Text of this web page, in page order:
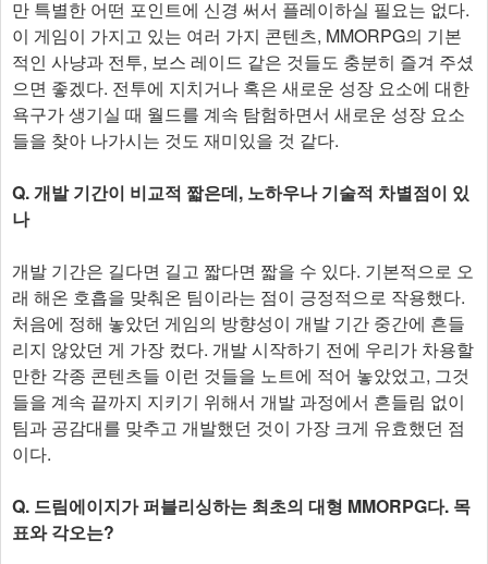
만 특별한 어떤 포인트에 신경 써서 플레이하실 필요는 없다.
이 게임이 가지고 있는 여러 가지 콘텐츠, MMORPG의 기본
적인 사냥과 전투, 보스 레이드 같은 것들도 충분히 즐겨 주셨
으면 좋겠다. 전투에 지치거나 혹은 새로운 성장 요소에 대한
욕구가 생기실 때 월드를 계속 탐험하면서 새로운 성장 요소
들을 찾아 나가시는 것도 재미있을 것 같다.
Q. 개발 기간이 비교적 짧은데, 노하우나 기술적 차별점이 있
나
개발 기간은 길다면 길고 짧다면 짧을 수 있다. 기본적으로 오
래 해온 호흡을 맞춰온 팀이라는 점이 긍정적으로 작용했다.
처음에 정해 놓았던 게임의 방향성이 개발 기간 중간에 흔들
리지 않았던 게 가장 컸다. 개발 시작하기 전에 우리가 차용할
만한 각종 콘텐츠들 이런 것들을 노트에 적어 놓았었고, 그것
들을 계속 끝까지 지키기 위해서 개발 과정에서 흔들림 없이
팀과 공감대를 맞추고 개발했던 것이 가장 크게 유효했던 점
이다.
Q. 드림에이지가 퍼블리싱하는 최초의 대형 MMORPG다. 목
표와 각오는?